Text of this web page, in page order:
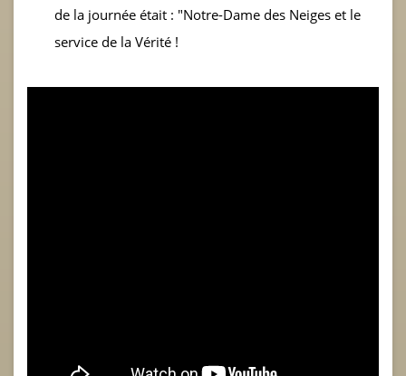
de la journée était : "Notre-Dame des Neiges et le
service de la Vérité !